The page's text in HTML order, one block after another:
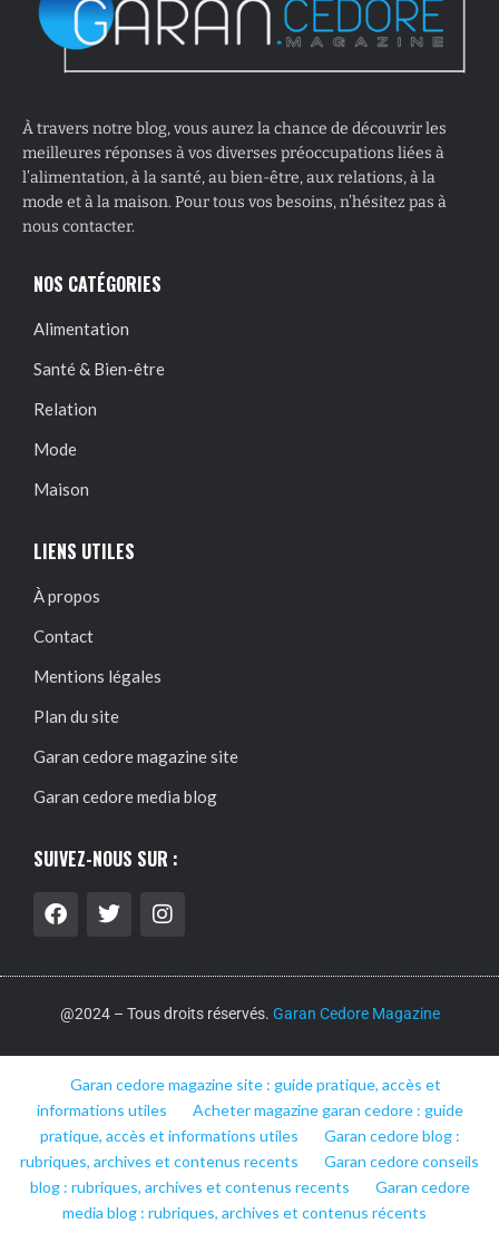
À travers notre blog, vous aurez la chance de découvrir les
meilleures réponses à vos diverses préoccupations liées à
l’alimentation, à la santé, au bien-être, aux relations, à la
mode et à la maison. Pour tous vos besoins, n’hésitez pas à
nous contacter.
NOS CATÉGORIES
Alimentation
Santé & Bien-être
Relation
Mode
Maison
LIENS UTILES
À propos
Contact
Mentions légales
Plan du site
Garan cedore magazine site
Garan cedore media blog
SUIVEZ-NOUS SUR :
@2024 – Tous droits réservés. Garan Cedore Magazine
Garan cedore magazine site : guide pratique, accès et
informations utiles
Acheter magazine garan cedore : guide
pratique, accès et informations utiles
Garan cedore blog :
rubriques, archives et contenus recents
Garan cedore conseils
blog : rubriques, archives et contenus recents
Garan cedore
media blog : rubriques, archives et contenus récents